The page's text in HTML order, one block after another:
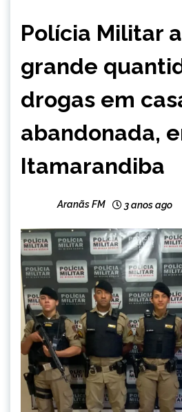
MINAS
NOTÍCIAS
Polícia Militar
grande
drogas em
abandonada,
Itamarandiba
Aranãs FM 3 anos ago